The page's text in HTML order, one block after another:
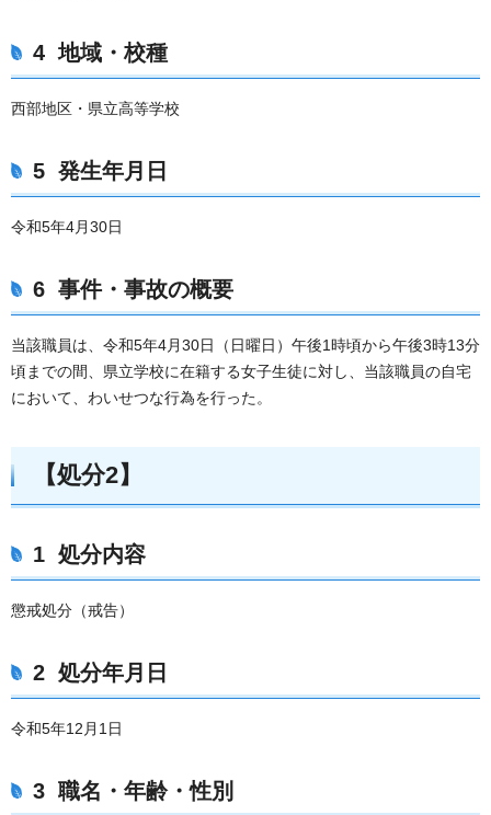
4 地域・校種
西部地区・県立高等学校
5 発生年月日
令和5年4月30日
6 事件・事故の概要
当該職員は、令和5年4月30日（日曜日）午後1時頃から午後3時13分
頃までの間、県立学校に在籍する女子生徒に対し、当該職員の自宅
において、わいせつな行為を行った。
【処分2】
1 処分内容
懲戒処分（戒告）
2 処分年月日
令和5年12月1日
3 職名・年齢・性別